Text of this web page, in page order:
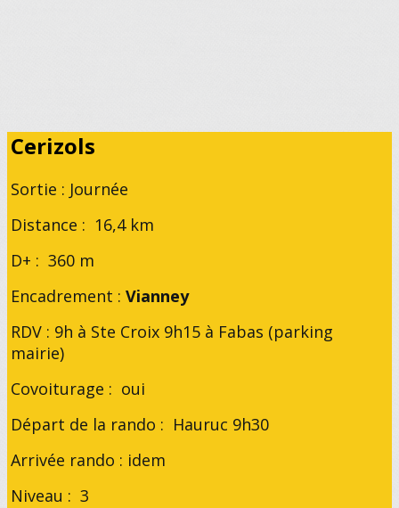
Cerizols
Sortie : Journée
Distance : 16,4 km
D+ : 360 m
Encadrement : Vianney
RDV : 9h à Ste Croix 9h15 à Fabas (parking
mairie)
Covoiturage : oui
Départ de la rando : Hauruc 9h30
Arrivée rando : idem
Niveau : 3